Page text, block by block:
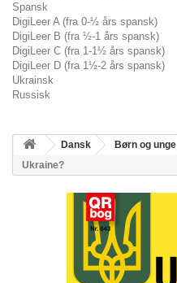
Spansk
DigiLeer A (fra 0-½ års spansk)
DigiLeer B (fra ½-1 års spansk)
DigiLeer C (fra 1-1½ års spansk)
DigiLeer D (fra 1½-2 års spansk)
Ukrainsk
Russisk
Dansk Børn og unge
Ukraine?